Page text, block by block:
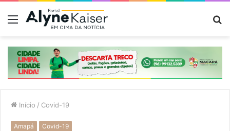
Menu
Início / Covid-19
Amapá Covid-19